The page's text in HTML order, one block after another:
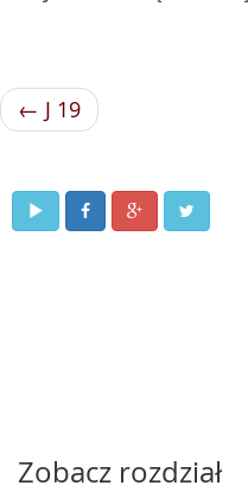
← J 19
Zobacz rozdział